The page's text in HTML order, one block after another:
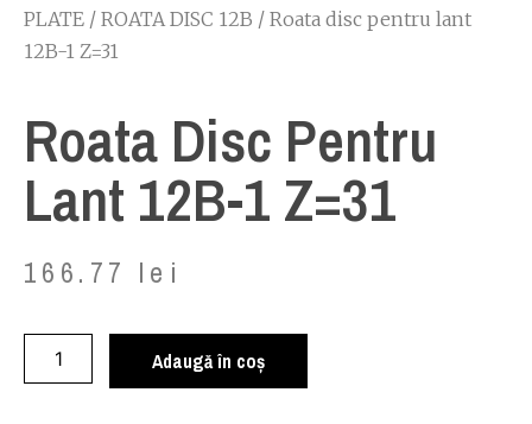
PLATE / ROATA DISC 12B / Roata disc pentru lant
12B-1 Z=31
Roata Disc Pentru
Lant 12B-1 Z=31
166.77 lei
Adaugă în coș